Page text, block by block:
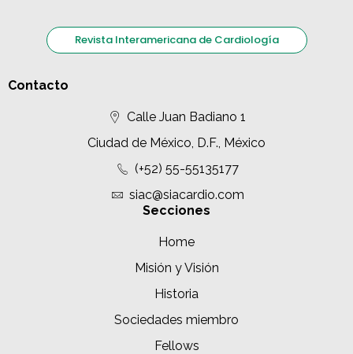
Revista Interamericana de Cardiología
Contacto
Calle Juan Badiano 1
Ciudad de México, D.F., México
(+52) 55-55135177
siac@siacardio.com
Secciones
Home
Misión y Visión
Historia
Sociedades miembro
Fellows